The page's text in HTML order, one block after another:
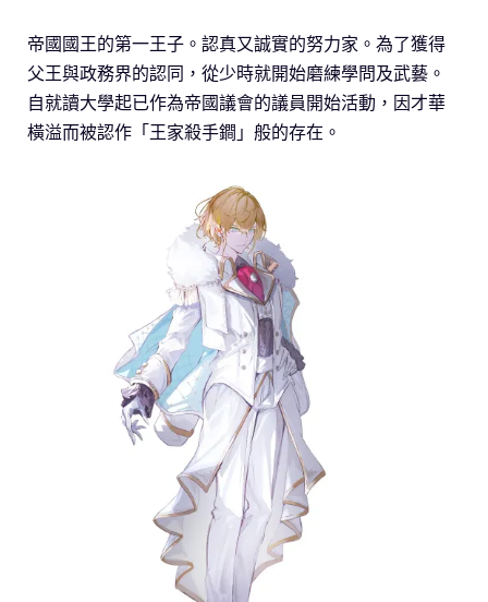
帝國國王的第一王子。認真又誠實的努力家。為了獲得
父王與政務界的認同，從少時就開始磨練學問及武藝。
自就讀大學起已作為帝國議會的議員開始活動，因才華
橫溢而被認作「王家殺手鐧」般的存在。